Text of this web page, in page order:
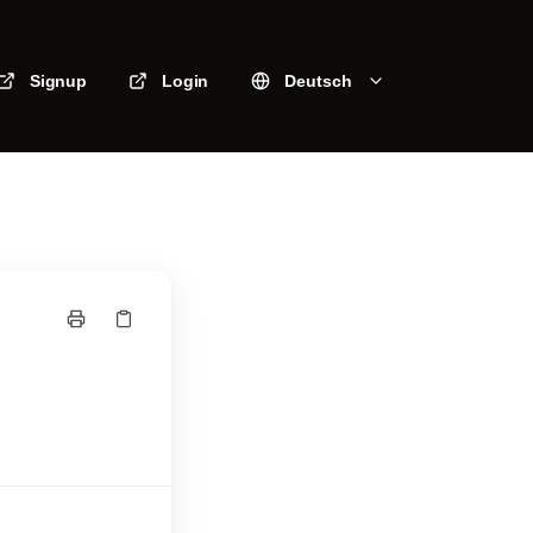
Signup Login Deutsch